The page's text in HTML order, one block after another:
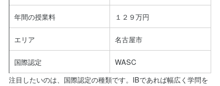
年間の授業料 １２９万円
エリア 名古屋市
国際認定
WASC
注目したいのは、国際認定の種類です。IBであれば幅広く学問を